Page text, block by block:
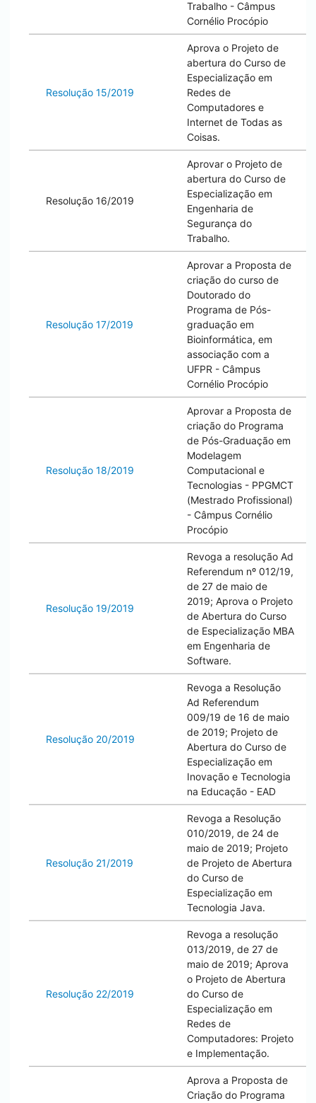
Trabalho - Câmpus
Cornélio Procópio
Resolução 15/2019
Aprova o Projeto de
abertura do Curso de
Especialização em
Redes de
Computadores e
Internet de Todas as
Coisas.
Resolução 16/2019
Aprovar o Projeto de
abertura do Curso de
Especialização em
Engenharia de
Segurança do
Trabalho.
Resolução 17/2019
Aprovar a Proposta de
criação do curso de
Doutorado do
Programa de Pós-
graduação em
Bioinformática, em
associação com a
UFPR - Câmpus
Cornélio Procópio
Resolução 18/2019
Aprovar a Proposta de
criação do Programa
de Pós-Graduação em
Modelagem
Computacional e
Tecnologias - PPGMCT
(Mestrado Profissional)
- Câmpus Cornélio
Procópio
Resolução 19/2019
Revoga a resolução Ad
Referendum nº 012/19,
de 27 de maio de
2019; Aprova o Projeto
de Abertura do Curso
de Especialização MBA
em Engenharia de
Software.
Resolução 20/2019
Revoga a Resolução
Ad Referendum
009/19 de 16 de maio
de 2019; Projeto de
Abertura do Curso de
Especialização em
Inovação e Tecnologia
na Educação - EAD
Resolução 21/2019
Revoga a Resolução
010/2019, de 24 de
maio de 2019; Projeto
de Projeto de Abertura
do Curso de
Especialização em
Tecnologia Java.
Resolução 22/2019
Revoga a resolução
013/2019, de 27 de
maio de 2019; Aprova
o Projeto de Abertura
do Curso de
Especialização em
Redes de
Computadores: Projeto
e Implementação.
Aprova a Proposta de
Criação do Programa